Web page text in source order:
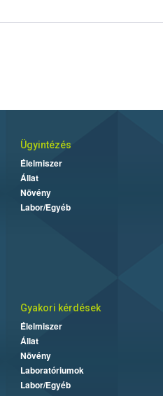
Ügyintézés
Élelmiszer
Állat
Növény
Labor/Egyéb
Gyakori kérdések
Élelmiszer
Állat
Növény
Laboratóriumok
Labor/Egyéb